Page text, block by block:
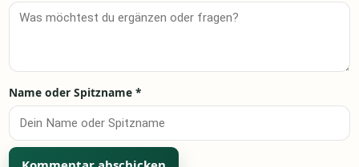
Name oder Spitzname *